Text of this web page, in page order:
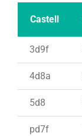
Castell
3d9f
4d8a
5d8
pd7f